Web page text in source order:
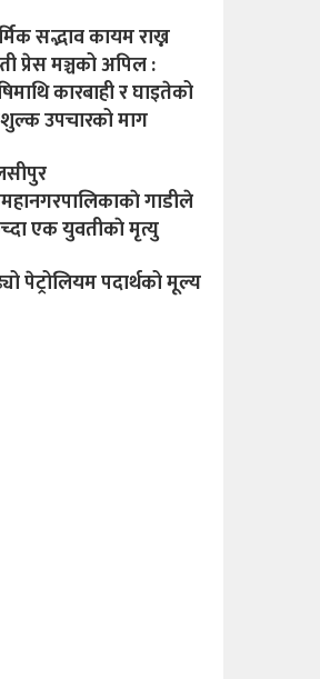
सद्भाव कायम राख्न
प्रेस मञ्चको अपिल :
कारबाही र घाइतेको
उपचारको माग
गाडीले
एक युवतीकाे मृत्यु
पेट्रोलियम पदार्थको मूल्य